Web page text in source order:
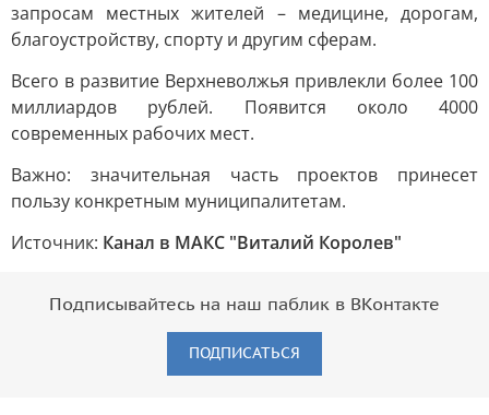
запросам местных жителей – медицине, дорогам,
благоустройству, спорту и другим сферам.
Всего в развитие Верхневолжья привлекли более 100
миллиардов рублей. Появится около 4000
современных рабочих мест.
Важно: значительная часть проектов принесет
пользу конкретным муниципалитетам.
Источник: Канал в МАКС "Виталий Королев"
Подписывайтесь на наш паблик в ВКонтакте
ПОДПИСАТЬСЯ